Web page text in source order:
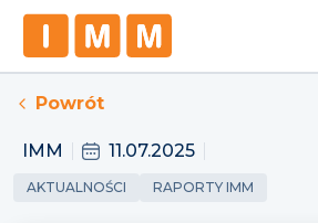
Powrót
IMM 11.07.2025
AKTUALNOŚCI RAPORTY IMM